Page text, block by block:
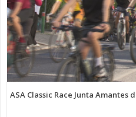
ASA Classic Race Junta Amantes